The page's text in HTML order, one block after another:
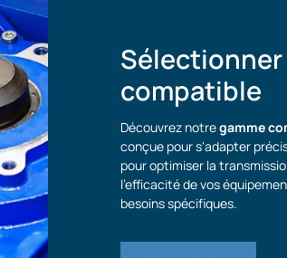
compatible
Découvrez notregamme
conçue pour s'adapter
pour optimiser la
l'efficacité de vos
besoins spécifiques.